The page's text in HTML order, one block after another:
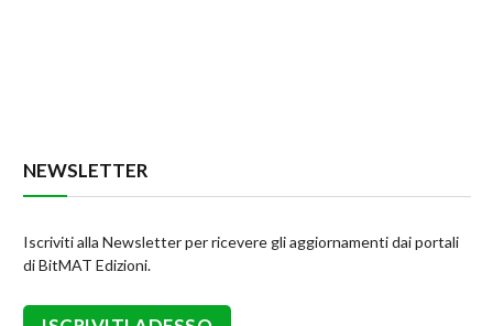
NEWSLETTER
Iscriviti alla Newsletter per ricevere gli aggiornamenti dai portali
di BitMAT Edizioni.